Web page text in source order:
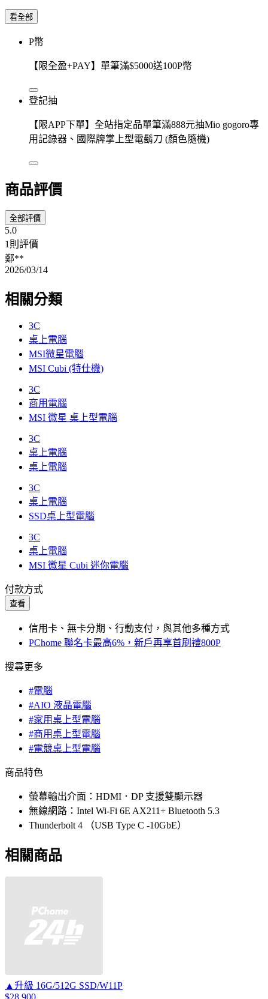
看全部
P幣
【限全盈+PAY】單筆滿$5000送100P幣
登記抽
【限APP下單】全站指定品單筆滿888元抽Mio gogoro專
用記錄器、國際牌掌上型電鬍刀 (顏色隨機)
商品評價
全部評價
5.0
1則評價
鄭**
2026/03/14
相關分類
3C
桌上電腦
MSI微星電腦
MSI Cubi (特仕機)
3C
商用電腦
MSI 微星 桌上型電腦
3C
桌上電腦
桌上電腦
3C
桌上電腦
SSD桌上型電腦
3C
桌上電腦
MSI 微星 Cubi 迷你電腦
付款方式
查看
信用卡、無卡分期、行動支付，與其他多種方式
PChome 聯名卡最高6%，新戶再享首刷禮800P
搜尋更多
#電腦
#AIO 液晶電腦
#家用桌上型電腦
#商用桌上型電腦
#電競桌上型電腦
商品特色
螢幕輸出介面：HDMI．DP 支援雙顯示器
無線網路：Intel Wi-Fi 6E AX211+ Bluetooth 5.3
Thunderbolt 4 （USB Type C -10GbE）
相關商品
▲升級 16G/512G SSD/W11P
$28,900